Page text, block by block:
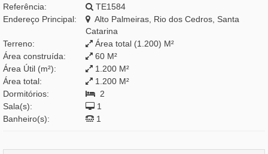
Referência:
TE1584
Endereço Principal:
Alto Palmeiras, Rio dos Cedros, Santa
Catarina
Terreno:
Área total (1.200) M²
Área construída:
60 M²
Área Útil (m²):
1.200 M²
Área total:
1.200 M²
Dormitórios:
2
Sala(s):
1
Banheiro(s):
1